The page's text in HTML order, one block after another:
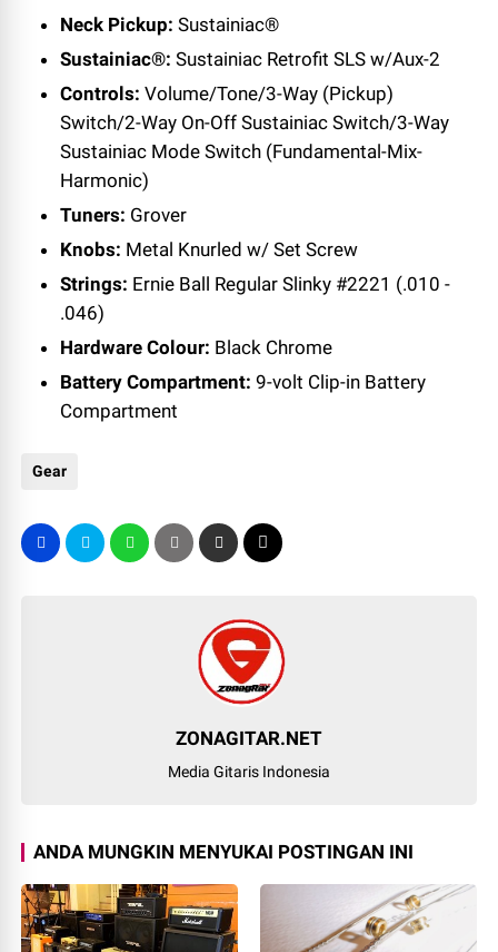
Neck Pickup: Sustainiac®
Sustainiac®: Sustainiac Retrofit SLS w/Aux-2
Controls: Volume/Tone/3-Way (Pickup)
Switch/2-Way On-Off Sustainiac Switch/3-Way
Sustainiac Mode Switch (Fundamental-Mix-
Harmonic)
Tuners: Grover
Knobs: Metal Knurled w/ Set Screw
Strings: Ernie Ball Regular Slinky #2221 (.010 -
.046)
Hardware Colour: Black Chrome
Battery Compartment: 9-volt Clip-in Battery
Compartment
Gear
ZONAGITAR.NET
Media Gitaris Indonesia
ANDA MUNGKIN MENYUKAI POSTINGAN INI